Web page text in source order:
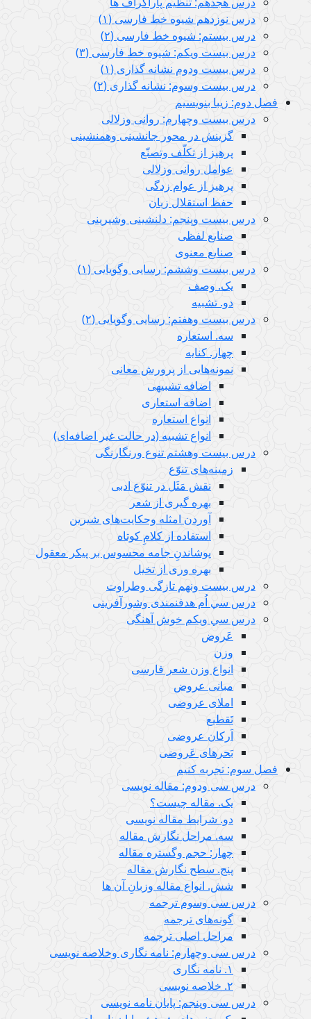
درس نوزدهم شیوه خط فارسی (١)
درس بیستم: شیوه خط فارسی (٢)
درس بیست ویکم: شیوه خط فارسی (٣)
درس بيست ودوم نشانه گذاری (١)
درس بیست وسوم: نشانه گذاری (٢)
فصل دوم: زیبا بنویسیم
درس بيست وچهارم: روانی وزلالی
گزینش در محور جانشینی وهمنشینی
پرهیز از تکلّف وتصنّع
عوامل روانی وزلالی
پرهیز از عوام زدگی
حفظ استقلال زبان
درس بیست وپنجم: دلنشینی وشیرینی
صنایع لفظی
صنایع معنوی
درس بيست وششم: رسایی وگویایی (١)
یک. وصف
دو. تشبیه
درس بیست وهفتم: رسایی وگویایی (٢)
سه. استعاره
چهار. کنایه
نمونه‌هایی از پرورش معانی
اضافه تشبیهی
اضافه استعاری
انواع استعاره
انواع تشبیه (در حالت غیر اضافه‌ای)
درس بيست وهشتم تنوع ورنگارنگی
زمینه‌های تنوّع
نقش مَثَل در تنوّع ادبی
بهره گیری از شعر
آوردن امثله وحکایت‌های شیرین
استفاده از کلامِ کوتاه
پوشاندنِ جامه محسوس بر پیکر معقول
بهره وری از تخیل
درس بيست ونهم تازگی وطراوت
درس سي اُم هدفنمندی وشورآفرینی
درس سي ويكم خوش آهنگی
عَروض
وزن
انواع وزن شعر فارسی
مبانی عروض
املای عروضی
تَقطیع
اَرکان عروضی
بَحرهای عَروضی
فصل سوم: تجربه کنیم
درس سى ودوم: مقاله نویسی
یک. مقاله چیست؟
دو. شرایط مقاله نویسی
سه. مراحل نگارش مقاله
چهار: حجم وگستره مقاله
پنج. سطح نگارش مقاله
شش. انواع مقاله وزبانِ آن ها
درس سى وسوم ترجمه
گونه‌های ترجمه
مراحل اصلی ترجمه
درس سى وچهارم: نامه نگاری وخلاصه نویسی
١. نامه نگاری
٢. خلاصه نویسی
درس سی وپنجم: پایان نامه نویسی